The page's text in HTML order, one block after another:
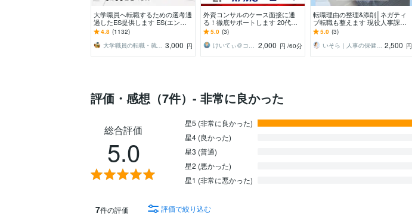
大学職員へ転職するための選考通
過したES提供します ES(エント
リーシート)通過が大学職員への
転職活動のカギ！
4.8 (1132)
3,000 円
外資コンサルのケース面接に通
る！徹底サポートします 20代・3
0代前半／未経験・IT人材／元面
接官による模擬面接
5.0 (3)
2,000 円 /60分
転職理由の整理&添削│ネガティ
ブ転職も整えます 現役人事課長
が否定せず、話せる言葉を一緒に
見つけます
5.0 (3)
2,500 円
評価・感想（7件）- 非常に良かった
総合評価
5.0
星5 (非常に良かった)
星4 (良かった)
星3 (普通)
星2 (悪かった)
星1 (非常に悪かった)
7件の評価 評価で絞り込む